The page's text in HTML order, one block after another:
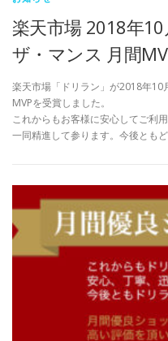
楽天市場 2018年
ザ・マンス 月間
楽天市場「ドリラン」が2018年10
MVPを受賞しました。
これからもお客様に安心してご利
一同精進して参ります。今後とも